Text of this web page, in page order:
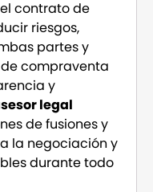
contrato de
riesgos,
partes y
compraventa
y
legal
de fusiones y
la negociación y
durante todo